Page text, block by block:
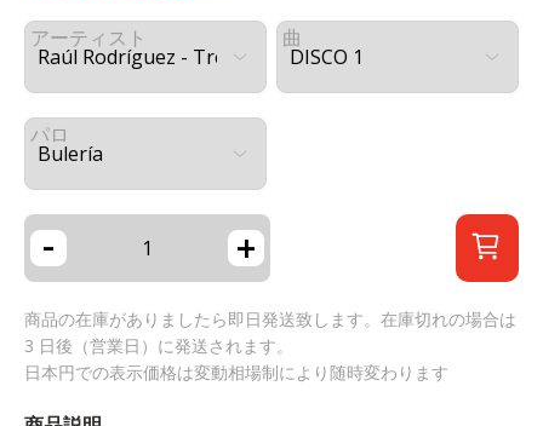
アーティスト 曲
パロ
- +
商品の在庫がありましたら即日発送致します。在庫切れの場合は
3 日後（営業日）に発送されます。
日本円での表示価格は変動相場制により随時変わります